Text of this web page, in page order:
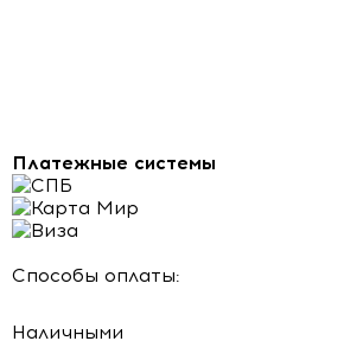
Платежные системы
Способы оплаты:
Наличными